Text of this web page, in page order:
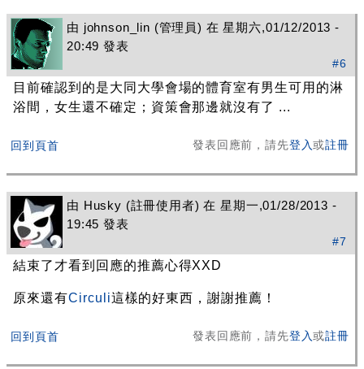
由 johnson_lin (管理員) 在 星期六,01/12/2013 -
20:49 發表
#6
目前確認到的是大同大學會場的體育室有男生可用的淋
浴間，女生還不確定；資策會那邊就沒有了 ...
回到頁首 發表回應前，請先登入或註冊
由 Husky (註冊使用者) 在 星期一,01/28/2013 -
19:45 發表
#7
結束了才看到回應的推薦心得XXD
原來還有Circuli這樣的好東西，謝謝推薦！
回到頁首 發表回應前，請先登入或註冊